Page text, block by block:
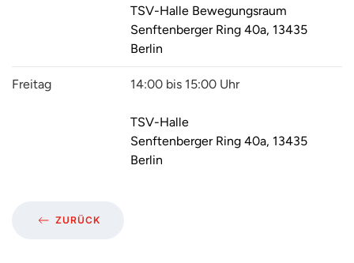
TSV-Halle Bewegungsraum
Senftenberger Ring 40a, 13435
Berlin
Freitag 14:00 bis 15:00 Uhr
TSV-Halle
Senftenberger Ring 40a, 13435
Berlin
ZURÜCK